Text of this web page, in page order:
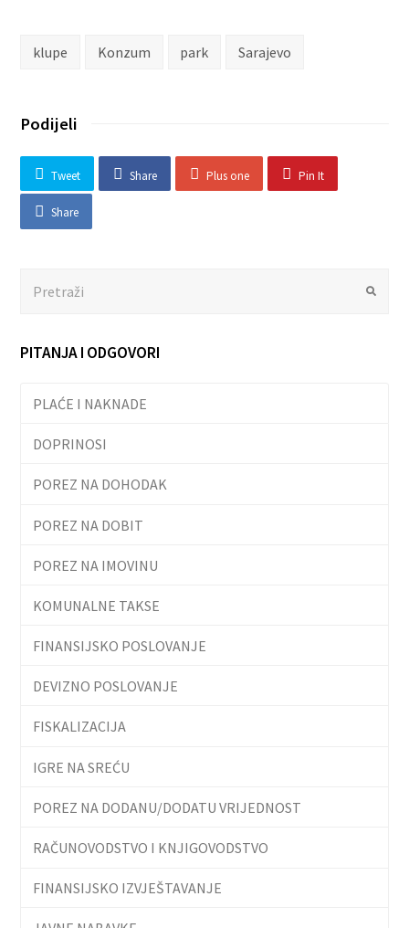
klupe Konzum park Sarajevo
Podijeli
Tweet Share Plus one Pin It
Share
PITANJA I ODGOVORI
PLAĆE I NAKNADE
DOPRINOSI
POREZ NA DOHODAK
POREZ NA DOBIT
POREZ NA IMOVINU
KOMUNALNE TAKSE
FINANSIJSKO POSLOVANJE
DEVIZNO POSLOVANJE
FISKALIZACIJA
IGRE NA SREĆU
POREZ NA DODANU/DODATU VRIJEDNOST
RAČUNOVODSTVO I KNJIGOVODSTVO
FINANSIJSKO IZVJEŠTAVANJE